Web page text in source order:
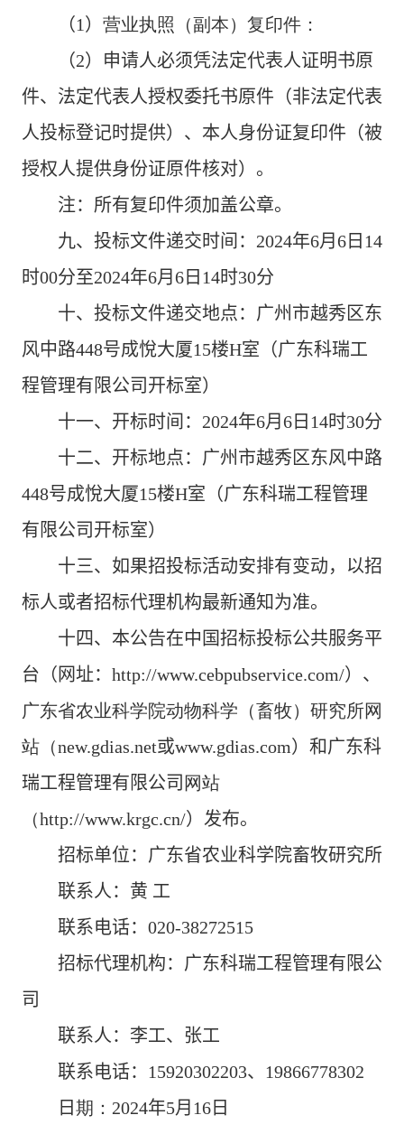
（1） 营业执照（副本）复印件：
（2）申请人必须凭法定代表人证明书原
件、法定代表人授权委托书原件（非法定代表
人投标登记时提供）、本人身份证复印件（被
授权人提供身份证原件核对） 。
注：所有复印件须加盖公章。
九、 投标文件递交时间： 2024年6月 6日 14
时00分至2024年6月 6日 14时30分
十、投标文件递交地点： 广州市越秀区东
风中路448号成悅大厦15楼H室 （广东科瑞工
程管理有限公司开标室）
十一、开标时间： 2024年6月 6日 14时30分
十二、开标地点： 广州市越秀区东风中路
448号成悅大厦15楼H室 （广东科瑞工程管理
有限公司开标室）
十三、如果招投标活动安排有变动，以招
标人或者招标代理机构最新通知为准。
十四、 本公告在中国招标投标公共服务平
台（网址： http://www.cebpubservice.com/） 、
广东省农业科学院动物科学（畜牧）研究所网
站（new.gdias.net或www.gdias.com） 和广东科
瑞工程管理有限公司 网站
（http://www.krgc.cn/） 发布。
招标单位： 广东省农业科学院畜牧研究所
联系人： 黄 工
联系电话： 020-38272515
招标代理机构： 广东科瑞工程管理有限公
司
联系人： 李工、张工
联系电话： 15920302203、 19866778302
日 期： 2024年5月 16日